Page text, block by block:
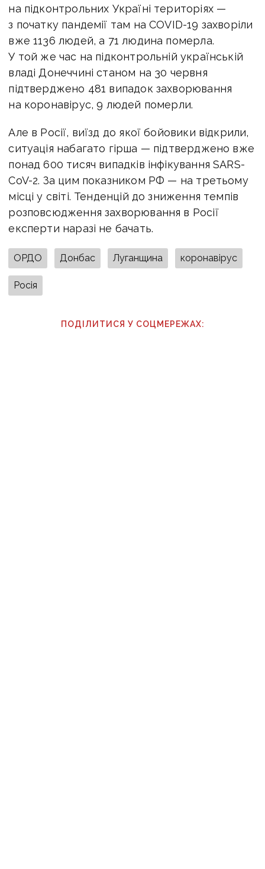
на підконтрольних Україні територіях —
з початку пандемії там на COVID-19 захворіли
вже 1136 людей, а 71 людина померла.
У той же час на підконтрольній українській
владі Донеччині станом на 30 червня
підтверджено 481 випадок захворювання
на коронавірус, 9 людей померли.
Але в Росії, виїзд до якої бойовики відкрили,
ситуація набагато гірша — підтверджено вже
понад 600 тисяч випадків інфікування SARS-
CoV-2. За цим показником РФ — на третьому
місці у світі. Тенденцій до зниження темпів
розповсюдження захворювання в Росії
експерти наразі не бачать.
ОРДО Донбас Луганщина коронавірус
Росія
ПОДІЛИТИСЯ У СОЦМЕРЕЖАХ: